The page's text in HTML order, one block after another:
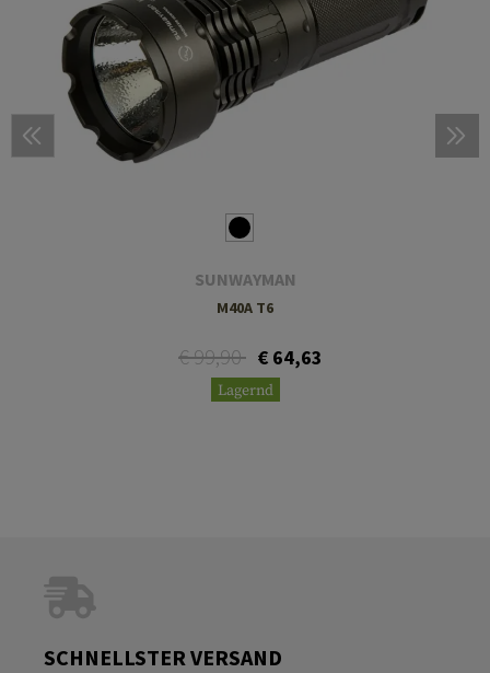
SUNWAYMAN
M40A T6
€ 99,90 € 64,63
Lagernd
SCHNELLSTER VERSAND